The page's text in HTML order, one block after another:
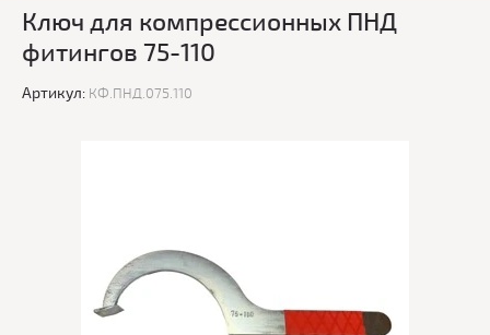
Ключ для компрессионных ПНД
фитингов 75-110
Артикул: КФ.ПНД.075.110